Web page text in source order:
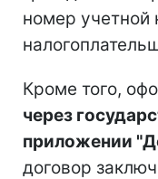
номер учетной
Кроме того,
через
приложении
договор